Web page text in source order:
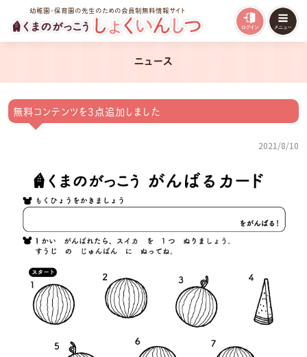
幼稚園・保育園の先生のための会員制無料情報サイト
ニュース
無料コンテンツを3点追加しました
2021/8/10